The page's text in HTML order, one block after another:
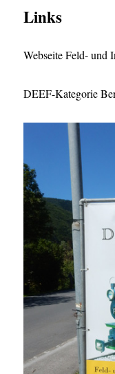
Links
Webseite Feld- und
DEEF-Kategorie